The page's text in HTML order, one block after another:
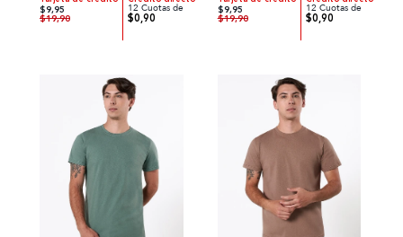
$9,95
$19,90
12 Cuotas de
$0,90
$9,95
$19,90
12 Cuotas de
$0,90